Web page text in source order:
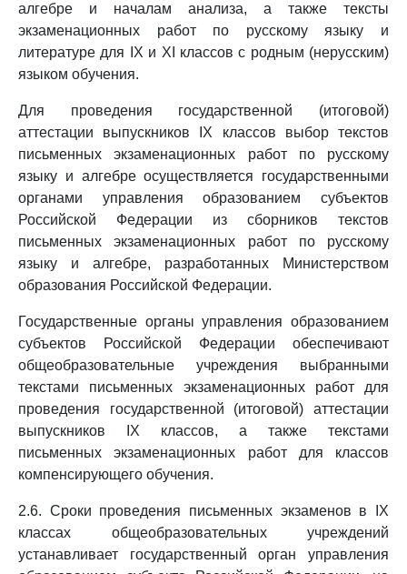
алгебре и началам анализа, а также тексты
экзаменационных работ по русскому языку и
литературе для IX и XI классов с родным (нерусским)
языком обучения.
Для проведения государственной (итоговой)
аттестации выпускников IX классов выбор текстов
письменных экзаменационных работ по русскому
языку и алгебре осуществляется государственными
органами управления образованием субъектов
Российской Федерации из сборников текстов
письменных экзаменационных работ по русскому
языку и алгебре, разработанных Министерством
образования Российской Федерации.
Государственные органы управления образованием
субъектов Российской Федерации обеспечивают
общеобразовательные учреждения выбранными
текстами письменных экзаменационных работ для
проведения государственной (итоговой) аттестации
выпускников IX классов, а также текстами
письменных экзаменационных работ для классов
компенсирующего обучения.
2.6. Сроки проведения письменных экзаменов в IX
классах общеобразовательных учреждений
устанавливает государственный орган управления